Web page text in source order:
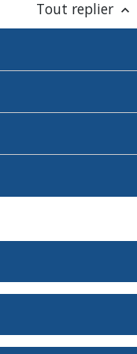
Tout replier keyboard_arrow_up